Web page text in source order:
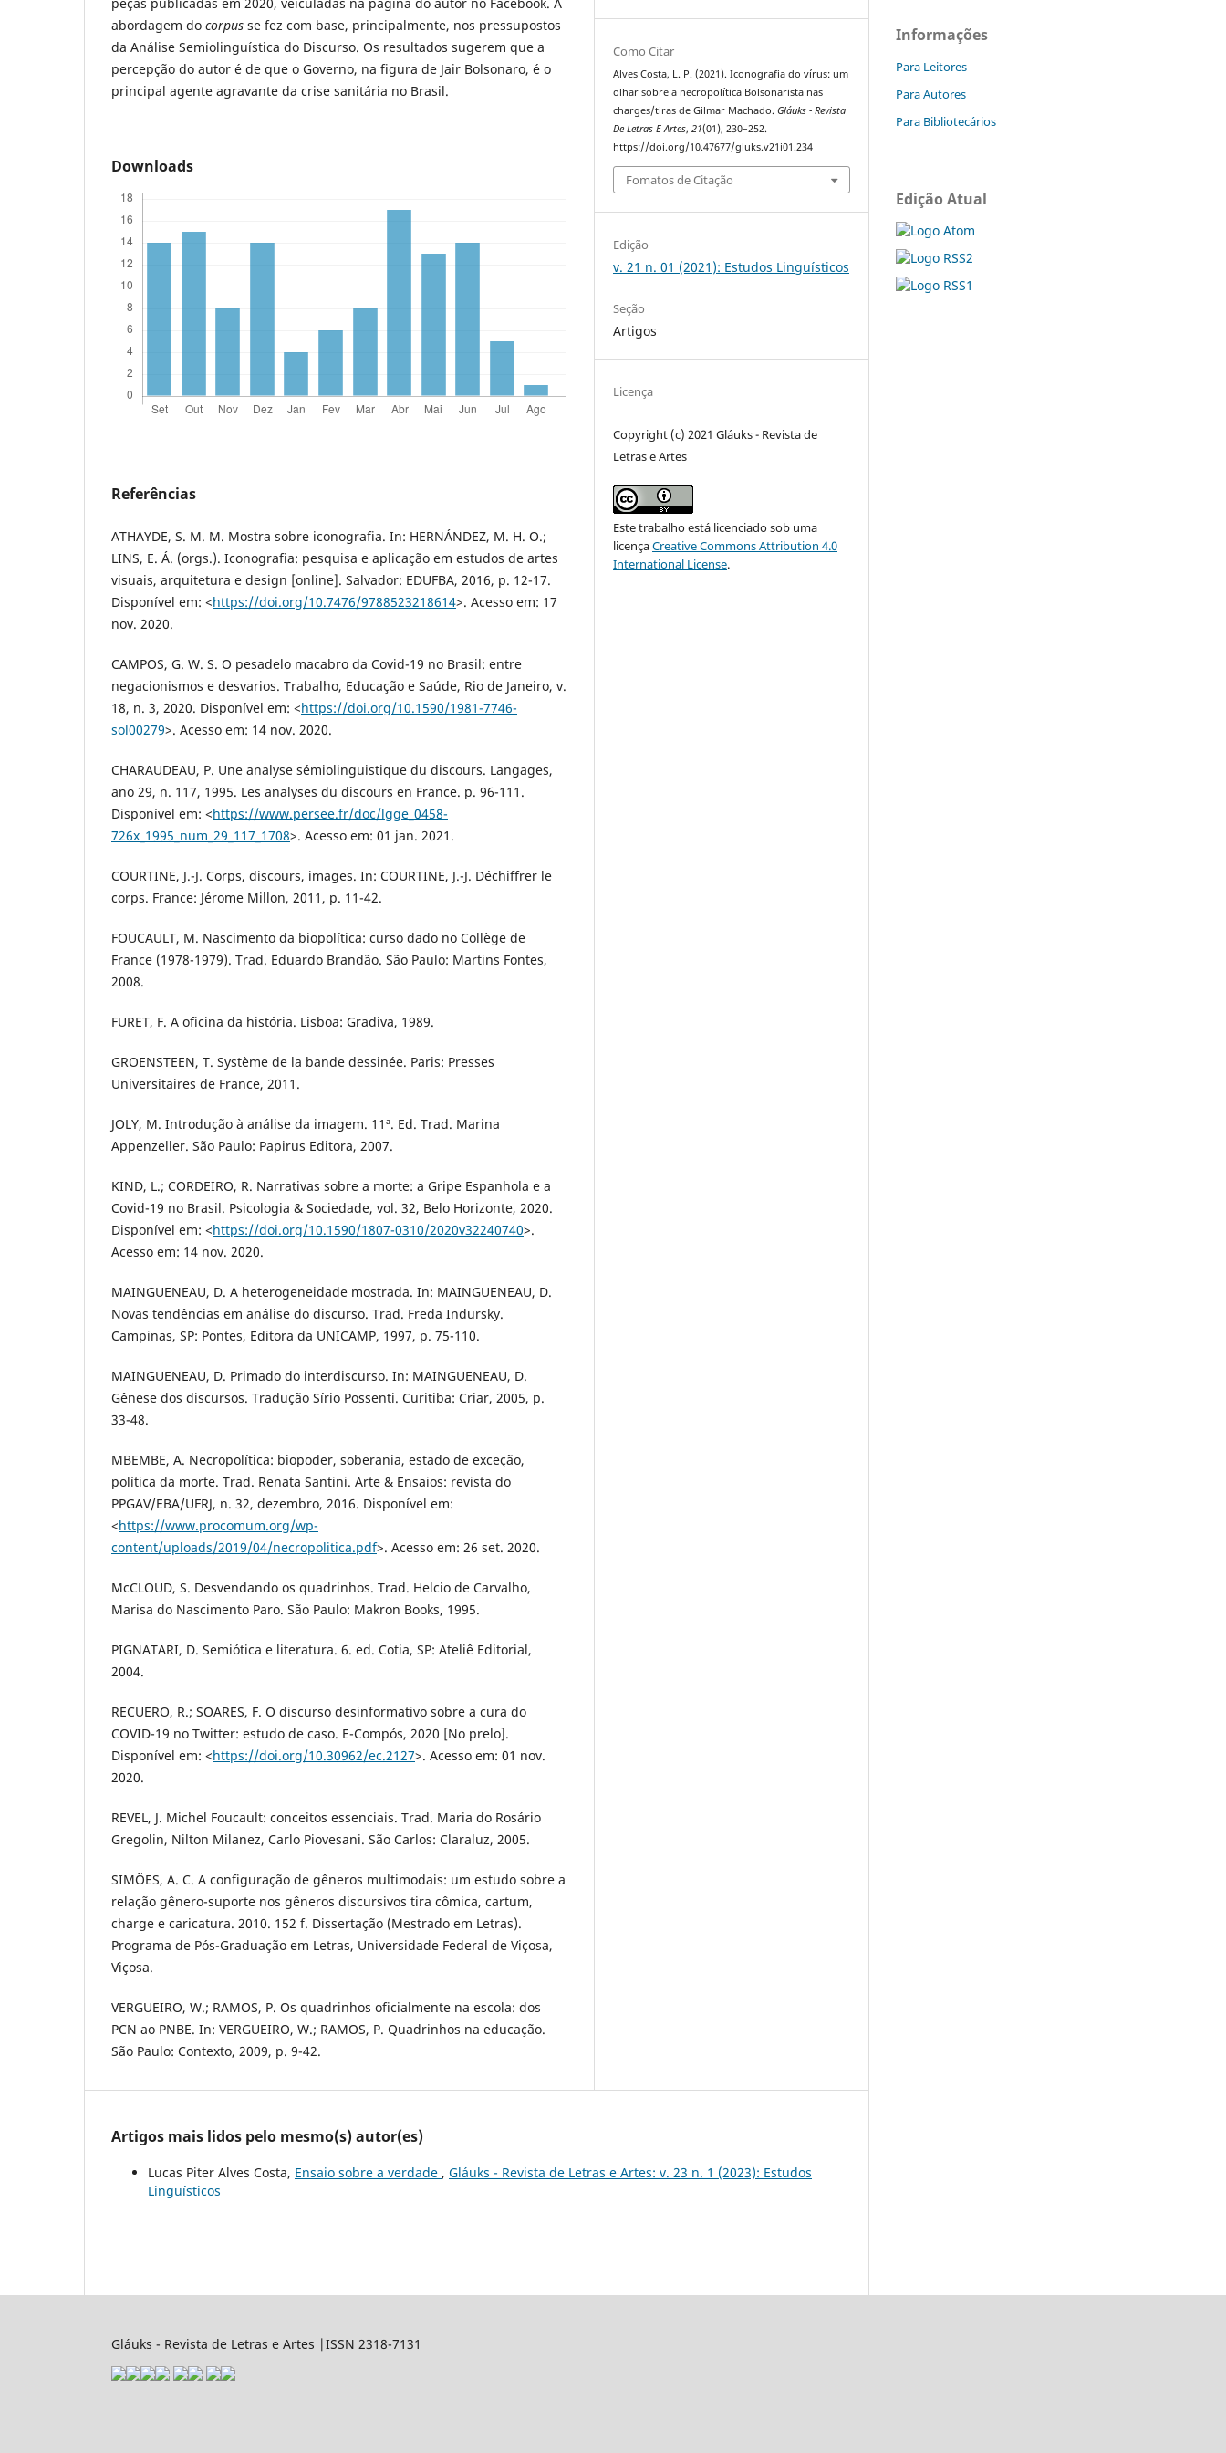
abordagem do corpus se fez com base, principalmente, nos pressupostos
da Análise Semiolinguística do Discurso. Os resultados sugerem que a
percepção do autor é de que o Governo, na figura de Jair Bolsonaro, é o
principal agente agravante da crise sanitária no Brasil.
Downloads
Referências
ATHAYDE, S. M. M. Mostra sobre iconografia. In: HERNÁNDEZ, M. H. O.;
LINS, E. Á. (orgs.). Iconografia: pesquisa e aplicação em estudos de artes
visuais, arquitetura e design [online]. Salvador: EDUFBA, 2016, p. 12-17.
Disponível em: <https://doi.org/10.7476/9788523218614>. Acesso em: 17
nov. 2020.
CAMPOS, G. W. S. O pesadelo macabro da Covid-19 no Brasil: entre
negacionismos e desvarios. Trabalho, Educação e Saúde, Rio de Janeiro, v.
18, n. 3, 2020. Disponível em: <https://doi.org/10.1590/1981-7746-
sol00279>. Acesso em: 14 nov. 2020.
CHARAUDEAU, P. Une analyse sémiolinguistique du discours. Langages,
ano 29, n. 117, 1995. Les analyses du discours en France. p. 96-111.
Disponível em: <https://www.persee.fr/doc/lgge_0458-
726x_1995_num_29_117_1708>. Acesso em: 01 jan. 2021.
COURTINE, J.-J. Corps, discours, images. In: COURTINE, J.-J. Déchiffrer le
corps. France: Jérome Millon, 2011, p. 11-42.
FOUCAULT, M. Nascimento da biopolítica: curso dado no Collège de
France (1978-1979). Trad. Eduardo Brandão. São Paulo: Martins Fontes,
2008.
FURET, F. A oficina da história. Lisboa: Gradiva, 1989.
GROENSTEEN, T. Système de la bande dessinée. Paris: Presses
Universitaires de France, 2011.
JOLY, M. Introdução à análise da imagem. 11ª. Ed. Trad. Marina
Appenzeller. São Paulo: Papirus Editora, 2007.
KIND, L.; CORDEIRO, R. Narrativas sobre a morte: a Gripe Espanhola e a
Covid-19 no Brasil. Psicologia & Sociedade, vol. 32, Belo Horizonte, 2020.
Disponível em: <https://doi.org/10.1590/1807-0310/2020v32240740>.
Acesso em: 14 nov. 2020.
MAINGUENEAU, D. A heterogeneidade mostrada. In: MAINGUENEAU, D.
Novas tendências em análise do discurso. Trad. Freda Indursky.
Campinas, SP: Pontes, Editora da UNICAMP, 1997, p. 75-110.
MAINGUENEAU, D. Primado do interdiscurso. In: MAINGUENEAU, D.
Gênese dos discursos. Tradução Sírio Possenti. Curitiba: Criar, 2005, p.
33-48.
MBEMBE, A. Necropolítica: biopoder, soberania, estado de exceção,
política da morte. Trad. Renata Santini. Arte & Ensaios: revista do
PPGAV/EBA/UFRJ, n. 32, dezembro, 2016. Disponível em:
<https://www.procomum.org/wp-
content/uploads/2019/04/necropolitica.pdf>. Acesso em: 26 set. 2020.
McCLOUD, S. Desvendando os quadrinhos. Trad. Helcio de Carvalho,
Marisa do Nascimento Paro. São Paulo: Makron Books, 1995.
PIGNATARI, D. Semiótica e literatura. 6. ed. Cotia, SP: Ateliê Editorial,
2004.
RECUERO, R.; SOARES, F. O discurso desinformativo sobre a cura do
COVID-19 no Twitter: estudo de caso. E-Compós, 2020 [No prelo].
Disponível em: <https://doi.org/10.30962/ec.2127>. Acesso em: 01 nov.
2020.
REVEL, J. Michel Foucault: conceitos essenciais. Trad. Maria do Rosário
Gregolin, Nilton Milanez, Carlo Piovesani. São Carlos: Claraluz, 2005.
SIMÕES, A. C. A configuração de gêneros multimodais: um estudo sobre a
relação gênero-suporte nos gêneros discursivos tira cômica, cartum,
charge e caricatura. 2010. 152 f. Dissertação (Mestrado em Letras).
Programa de Pós-Graduação em Letras, Universidade Federal de Viçosa,
Viçosa.
VERGUEIRO, W.; RAMOS, P. Os quadrinhos oficialmente na escola: dos
PCN ao PNBE. In: VERGUEIRO, W.; RAMOS, P. Quadrinhos na educação.
São Paulo: Contexto, 2009, p. 9-42.
Como Citar
Alves Costa, L. P. (2021). Iconografia do vírus: um
olhar sobre a necropolítica Bolsonarista nas
charges/tiras de Gilmar Machado.Gláuks - Revista
De Letras E Artes,21(01), 230–252.
https://doi.org/10.47677/gluks.v21i01.234
Fomatos de Citação
Edição
v. 21 n. 01 (2021): Estudos Linguísticos
Seção
Artigos
Licença
Copyright (c) 2021 Gláuks - Revista de
Letras e Artes
Este trabalho está licenciado sob uma
licençaCreative Commons Attribution 4.0
International License.
Artigos mais lidos pelo mesmo(s) autor(es)
Lucas Piter Alves Costa, Ensaio sobre a verdade , Gláuks - Revista de Letras e Artes: v. 23 n. 1 (2023): Estudos
Linguísticos
Informações
Para Leitores
Para Autores
Para Bibliotecários
Edição Atual
Gláuks - Revista de Letras e Artes |ISSN 2318-7131